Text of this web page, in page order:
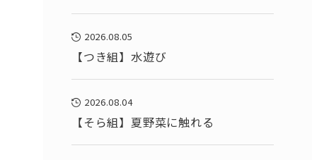
2026.08.05
【つき組】水遊び
2026.08.04
【そら組】夏野菜に触れる